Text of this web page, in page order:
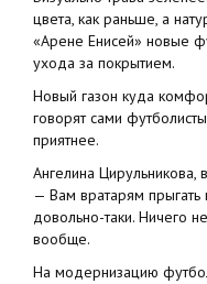
цвета, как раньше, а
«Арене Енисей» новые
ухода за покрытием.
Новый газон куда
говорят сами
приятнее.
Ангелина Цирульникова,
— Вам вратарям
довольно-таки. Ничего
вообще.
На модернизацию